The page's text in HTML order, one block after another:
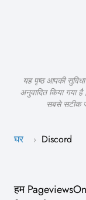
यह पृष्ठ आपकी
अनुवादित किया गया
सबसे सटीक
घर › Discord
हम